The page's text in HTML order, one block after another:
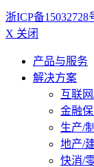
浙ICP备15032728
X 关闭
产品与服务
解决方案
互联
金融
生产/
地产/
快消/